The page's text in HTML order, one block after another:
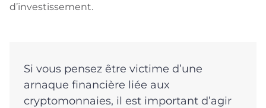
d’investissement.
Si vous pensez être victime d’une
arnaque financière liée aux
cryptomonnaies, il est important d’agir